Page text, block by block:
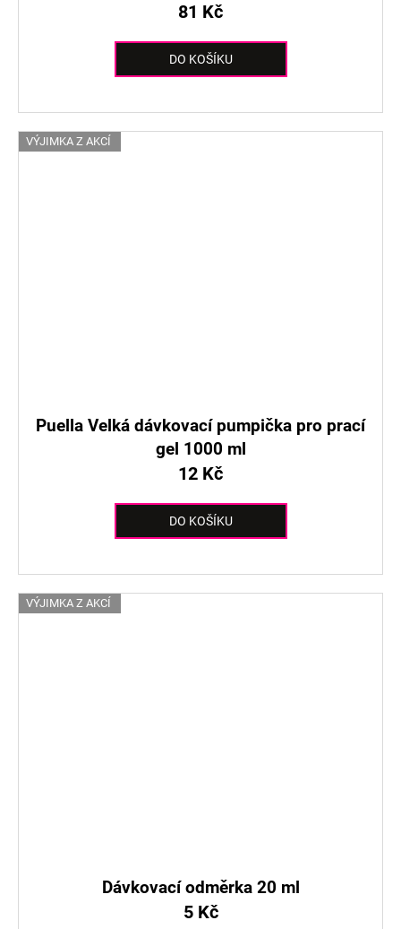
81 Kč
DO KOŠÍKU
VÝJIMKA Z AKCÍ
Puella Velká dávkovací pumpička pro prací
gel 1000 ml
12 Kč
DO KOŠÍKU
VÝJIMKA Z AKCÍ
Dávkovací odměrka 20 ml
5 Kč